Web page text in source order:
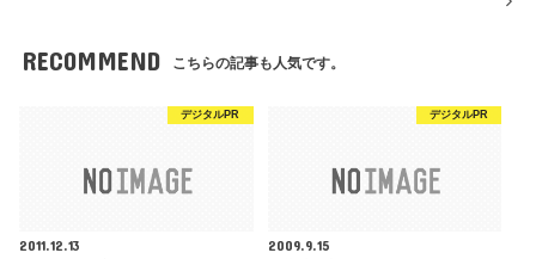
RECOMMEND こちらの記事も人気です。
デジタルPR
2011.12.13
デジタルPR
2009.9.15